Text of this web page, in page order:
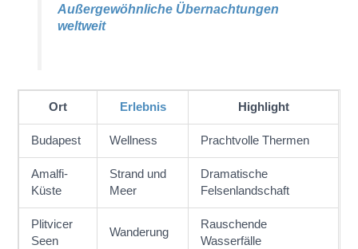
Außergewöhnliche Übernachtungen
weltweit
Ort Erlebnis Highlight
Budapest Wellness Prachtvolle Thermen
Amalfi-
Küste
Strand und
Meer
Dramatische
Felsenlandschaft
Plitvicer
Seen
Wanderung
Rauschende
Wasserfälle